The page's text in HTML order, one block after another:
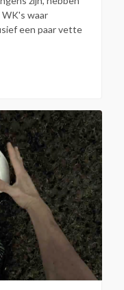
WK's waar
een paar vette